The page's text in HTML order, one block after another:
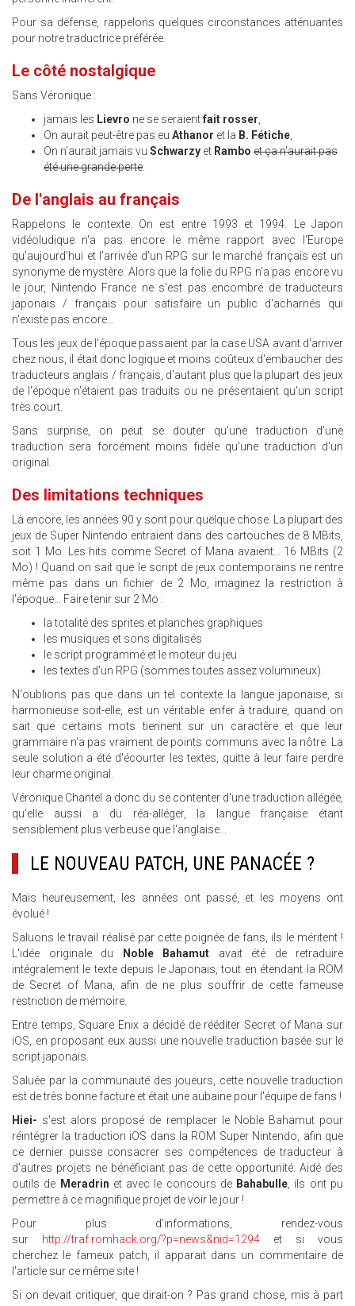
Pour sa défense, rappelons quelques circonstances atténuantes
pour notre traductrice préférée.
Le côté nostalgique
Sans Véronique :
jamais les Lievro ne se seraientfait rosser
On aurait peut-être pas eu Athanor et la B. Fétiche
On n'aurait jamais vu Schwarzy et Rambo et ça n'aurait pas
été une grande perte
De l'anglais au français
Rappelons le contexte. On est entre 1993 et 1994. Le Japon
vidéoludique n'a pas encore le même rapport avec l'Europe
qu'aujourd'hui et l'arrivée d'un RPG sur le marché français est un
synonyme de mystère. Alors que la folie du RPG n'a pas encore vu
le jour, Nintendo France ne s'est pas encombré de traducteurs
japonais / français pour satisfaire un public d'acharnés qui
n'existe pas encore...
Tous les jeux de l'époque passaient par la case USA avant d'arriver
chez nous, il était donc logique et moins coûteux d'embaucher des
traducteurs anglais / français, d'autant plus que la plupart des jeux
de l'époque n'étaient pas traduits ou ne présentaient qu'un script
très court.
Sans surprise, on peut se douter qu'une traduction d'une
traduction sera forcément moins fidèle qu'une traduction d'un
original.
Des limitations techniques
Là encore, les années 90 y sont pour quelque chose. La plupart des
jeux de Super Nintendo entraient dans des cartouches de 8 MBits,
soit 1 Mo. Les hits comme Secret of Mana avaient... 16 MBits (2
Mo) ! Quand on sait que le script de jeux contemporains ne rentre
même pas dans un fichier de 2 Mo, imaginez la restriction à
l'époque... Faire tenir sur 2 Mo :
la totalité des sprites et planches graphiques
les musiques et sons digitalisés
le script programmé et le moteur du jeu
les textes d'un RPG (sommes toutes assez volumineux).
N'oublions pas que dans un tel contexte la langue japonaise, si
harmonieuse soit-elle, est un véritable enfer à traduire, quand on
sait que certains mots tiennent sur un caractère et que leur
grammaire n'a pas vraiment de points communs avec la nôtre. La
seule solution a été d'écourter les textes, quitte à leur faire perdre
leur charme original.
Véronique Chantel a donc du se contenter d'une traduction allégée,
qu'elle aussi a du réa-alléger, la langue française étant
sensiblement plus verbeuse que l'anglaise...
LE NOUVEAU PATCH, UNE PANACÉE ?
Mais heureusement, les années ont passé, et les moyens ont
évolué !
Saluons le travail réalisé par cette poignée de fans, ils le méritent !
L'idée originale du
Noble Bahamut avait été de retraduire
intégralement le texte depuis le Japonais, tout en étendant la ROM
de Secret of Mana, afin de ne plus souffrir de cette fameuse
restriction de mémoire.
Entre temps, Square Enix a décidé de rééditer Secret of Mana sur
iOS, en proposant eux aussi une nouvelle traduction basée sur le
script japonais.
Saluée par la communauté des joueurs, cette nouvelle traduction
est de très bonne facture et était une aubaine pour l'équipe de fans !
Hiei- s'est alors proposé de remplacer le Noble Bahamut pour
réintégrer la traduction iOS dans la ROM Super Nintendo, afin que
ce dernier puisse consacrer ses compétences de traducteur à
d'autres projets ne bénéficiant pas de cette opportunité. Aidé des
outils de Meradrin et avec le concours de Bahabulle , ils ont pu
permettre à ce magnifique projet de voir le jour !
Pour plus d'informations, rendez-vous
sur http://traf.romhack.org/?p=news&nid=1294 et si vous
cherchez le fameux patch, il apparait dans un commentaire de
l'article sur ce même site !
Si on devait critiquer, que dirait-on ? Pas grand chose, mis à part